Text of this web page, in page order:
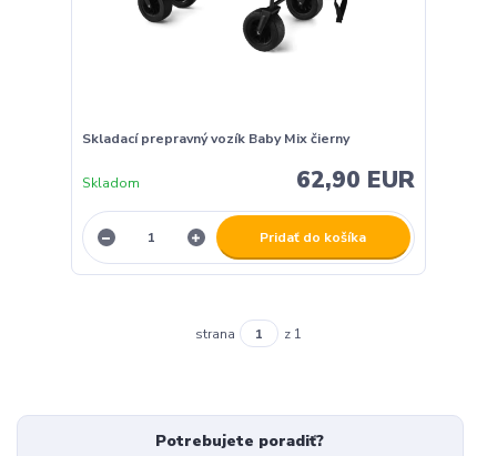
Skladací prepravný vozík Baby Mix čierny
62,90 EUR
Skladom
Pridať do košíka
strana z 1
Potrebujete poradiť?